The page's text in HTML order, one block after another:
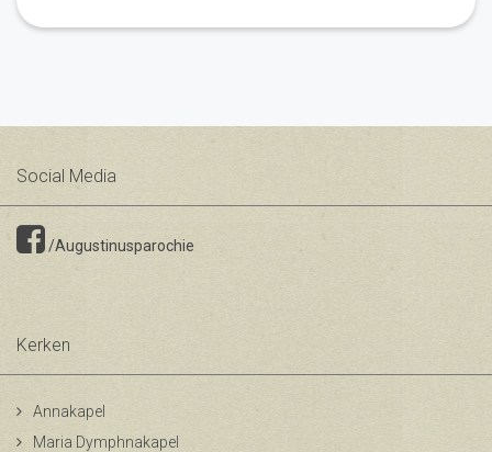
Social Media
/Augustinusparochie
Kerken
Annakapel
Maria Dymphnakapel